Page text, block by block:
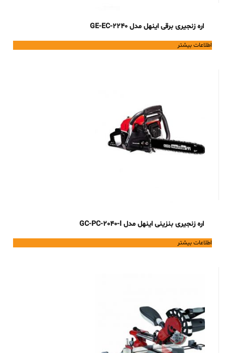
اره زنجیری برقی اینهل مدل GE-EC-2240
اطلاعات بیشتر
اره زنجیری بنزینی اینهل مدل GC-PC-2040-I
اطلاعات بیشتر